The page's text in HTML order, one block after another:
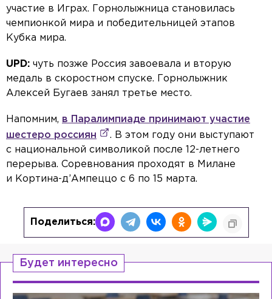
участие в Играх. Горнолыжница становилась
чемпионкой мира и победительницей этапов
Кубка мира.
UPD: чуть позже Россия завоевала и вторую
медаль в скоростном спуске. Горнолыжник
Алексей Бугаев занял третье место.
Напомним, в Паралимпиаде принимают участие
шестеро россиян
. В этом году они выступают
с национальной символикой после 12-летнего
перерыва. Соревнования проходят в Милане
и Кортина-д’Ампеццо с 6 по 15 марта.
Поделиться:
Будет интересно